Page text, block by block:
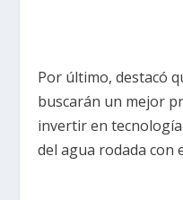
Por último, destacó
buscarán un mejor
invertir en
del agua rodada con